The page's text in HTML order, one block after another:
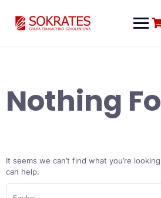
content
Nothing
It seems we can’t find what you’re
can help.
Szukaj: